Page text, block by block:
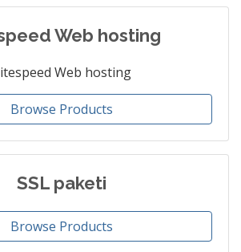
Web hosting
Web hosting
Browse Products
SSL paketi
Browse Products